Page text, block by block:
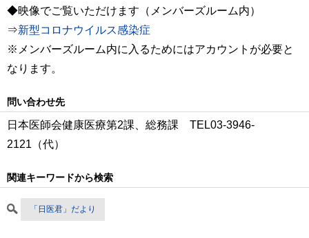
◆映像でご覧いただけます（メンバーズルーム内）
⇒新型コロナウイルス感染症
※メンバーズルーム内に入るためにはアカウントが必要と
なります。
問い合わせ先
日本医師会健康医療第2課、総務課 TEL03‐3946-
2121（代）
関連キーワードから検索
「日医君」だより